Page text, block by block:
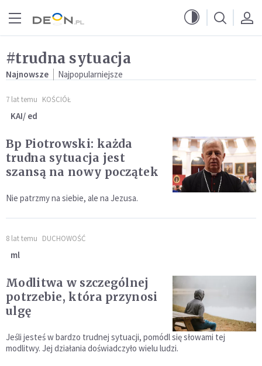
#trudna sytuacja
Najnowsze Najpopularniejsze
7 lat temu KOŚCIÓŁ
KAI/ ed
Bp Piotrowski: każda
trudna sytuacja jest
szansą na nowy początek
Nie patrzmy na siebie, ale na Jezusa.
8 lat temu DUCHOWOŚĆ
ml
Modlitwa w szczególnej
potrzebie, która przynosi
ulgę
Jeśli jesteś w bardzo trudnej sytuacji, pomódl się słowami tej
modlitwy. Jej działania doświadczyło wielu ludzi.